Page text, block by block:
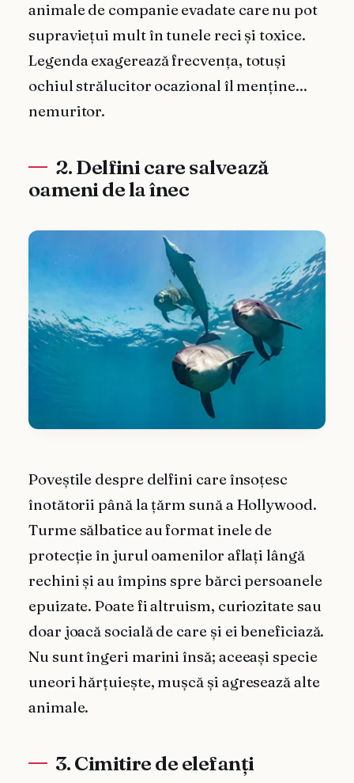
animale de companie evadate care nu pot
supraviețui mult în tunele reci și toxice.
Legenda exagerează frecvența, totuși
ochiul strălucitor ocazional îl menține...
nemuritor.
2. Delfini care salvează
oameni de la înec
Poveștile despre delfini care însoțesc
înotătorii până la țărm sună a Hollywood.
Turme sălbatice au format inele de
protecție în jurul oamenilor aflați lângă
rechini și au împins spre bărci persoanele
epuizate. Poate fi altruism, curiozitate sau
doar joacă socială de care și ei beneficiază.
Nu sunt îngeri marini însă; aceeași specie
uneori hărțuiește, mușcă și agresează alte
animale.
3. Cimitire de elefanți